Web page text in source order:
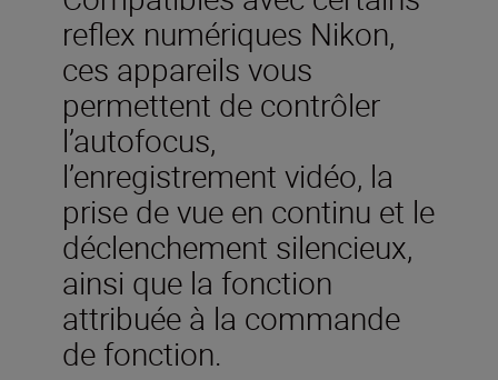
reflex numériques Nikon,
ces appareils vous
permettent de contrôler
l’autofocus,
l’enregistrement vidéo, la
prise de vue en continu et le
déclenchement silencieux,
ainsi que la fonction
attribuée à la commande
de fonction.